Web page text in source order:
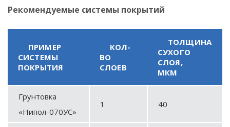
Рекомендуемые системы покрытий
ПРИМЕР
СИСТЕМЫ
ПОКРЫТИЯ
КОЛ-
ВО
СЛОЕВ
ТОЛЩИНА
СУХОГО
СЛОЯ,
МКМ
Грунтовка
«Нипол-070УС»
1 40